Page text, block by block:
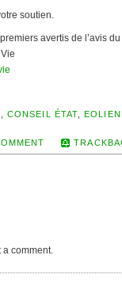
soutien.
avertis de l’avis
,CONSEIL ÉTAT ,
a comment.